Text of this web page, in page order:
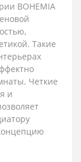
BOHEMIA
Такие
Четкие
и